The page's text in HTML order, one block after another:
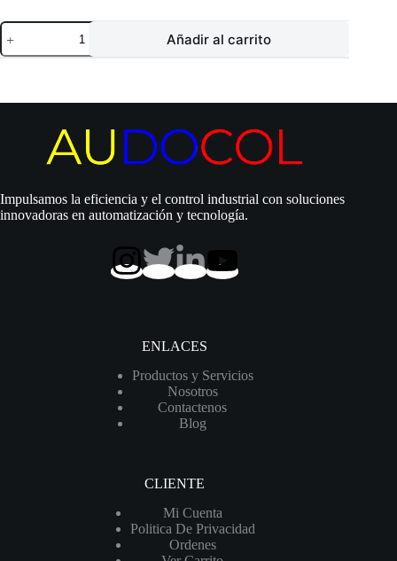
Electrobomba
SHIMGE
|
Profundo
220
Vac
|
Añadir al carrito
Impulsamos la eficiencia y el control industrial con soluciones
innovadoras en automatización y tecnología.
ENLACES
Productos y Servicios
Nosotros
Contactenos
Blog
CLIENTE
Mi Cuenta
Politica De Privacidad
Ordenes